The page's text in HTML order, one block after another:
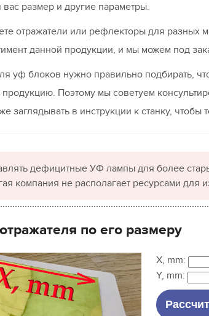
размер и другие параметры.
отражатели или рефлекторы для
данной продукции, и мы можем под
уф блоков нужно правильно подбирать,
Поэтому мы советуем
заглядывать в инструкции к станку, чтобы
дефицитные УФ лампы для более
компания не располагает ресурсами для
по его размеру
X, mm:
Y, mm: